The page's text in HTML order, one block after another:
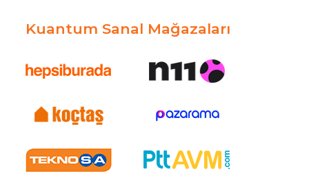
Kuantum Sanal Mağazaları